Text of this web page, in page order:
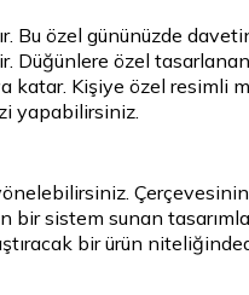
Bu özel gününüzde
Düğünlere özel
katar. Kişiye özel
yapabilirsiniz.
bir sistem sunan
bir ürün